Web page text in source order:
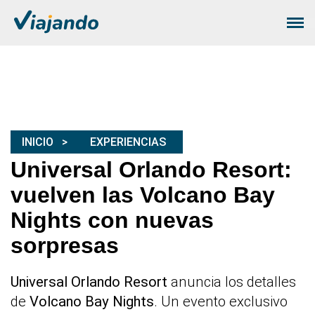
INICIO EXPERIENCIAS
Universal Orlando Resort:
vuelven las Volcano Bay
Nights con nuevas
sorpresas
Universal Orlando Resort anuncia los detalles
de Volcano Bay Nights. Un evento exclusivo